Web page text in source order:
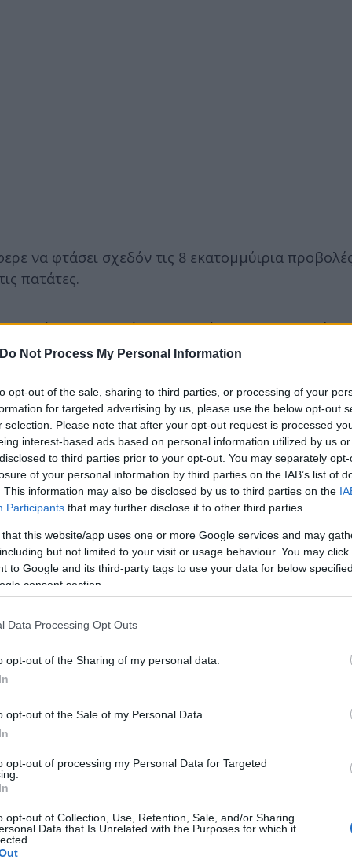
Do Not Process My Personal Information
opt-out of the sale, sharing to third parties, or processing of your
for targeted advertising by us, please use the below opt-out
selection. Please note that after your opt-out request is processed
interest-based ads based on personal information utilized by us
to third parties prior to your opt-out. You may separately
of your personal information by third parties on the IAB’s list of
This information may also be disclosed by us to third parties on the
Participants that may further disclose it to other third parties.
that this website/app uses one or more Google services and may
but not limited to your visit or usage behaviour. You may
to Google and its third-party tags to use your data for below
consent section.
Data Processing Opt Outs
opt-out of the Sharing of my personal data.
opt-out of the Sale of my Personal Data.
opt-out of processing my Personal Data for Targeted
opt-out of Collection, Use, Retention, Sale, and/or Sharing
Data that Is Unrelated with the Purposes for which it
να φτάσει σχεδόν τις 8 εκατομμύιρια
πατάτες.
βάλεις τις πατάτες στον κάδο του
έτσι ώστε να ξεφλουδιστούν μόνες τους. Βάζεις
γεύμα σου.
από σχόλια με τους περισσότερους να το
ρούχα μαζί», έγραψε ένας. «Στους 90 βαθμούς
κάποιος άλλος.
το δοκιμάσετε!